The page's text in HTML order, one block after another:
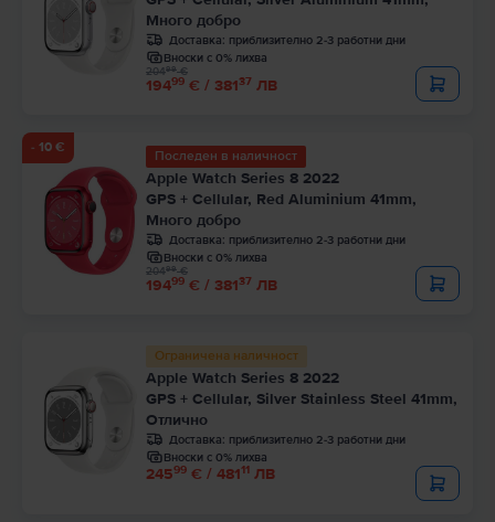
Много добро
Доставка: приблизително 2-3 работни дни
Вноски с 0% лихва
19499 € / 38137 ЛВ
20499€
- 10 €
Последен в наличност
Apple Watch Series 8 2022
GPS + Cellular, Red Aluminium 41mm,
Много добро
Доставка: приблизително 2-3 работни дни
Вноски с 0% лихва
19499 € / 38137 ЛВ
20499€
Ограничена наличност
Apple Watch Series 8 2022
GPS + Cellular, Silver Stainless Steel 41mm,
Отлично
Доставка: приблизително 2-3 работни дни
Вноски с 0% лихва
24599 € / 48111 ЛВ